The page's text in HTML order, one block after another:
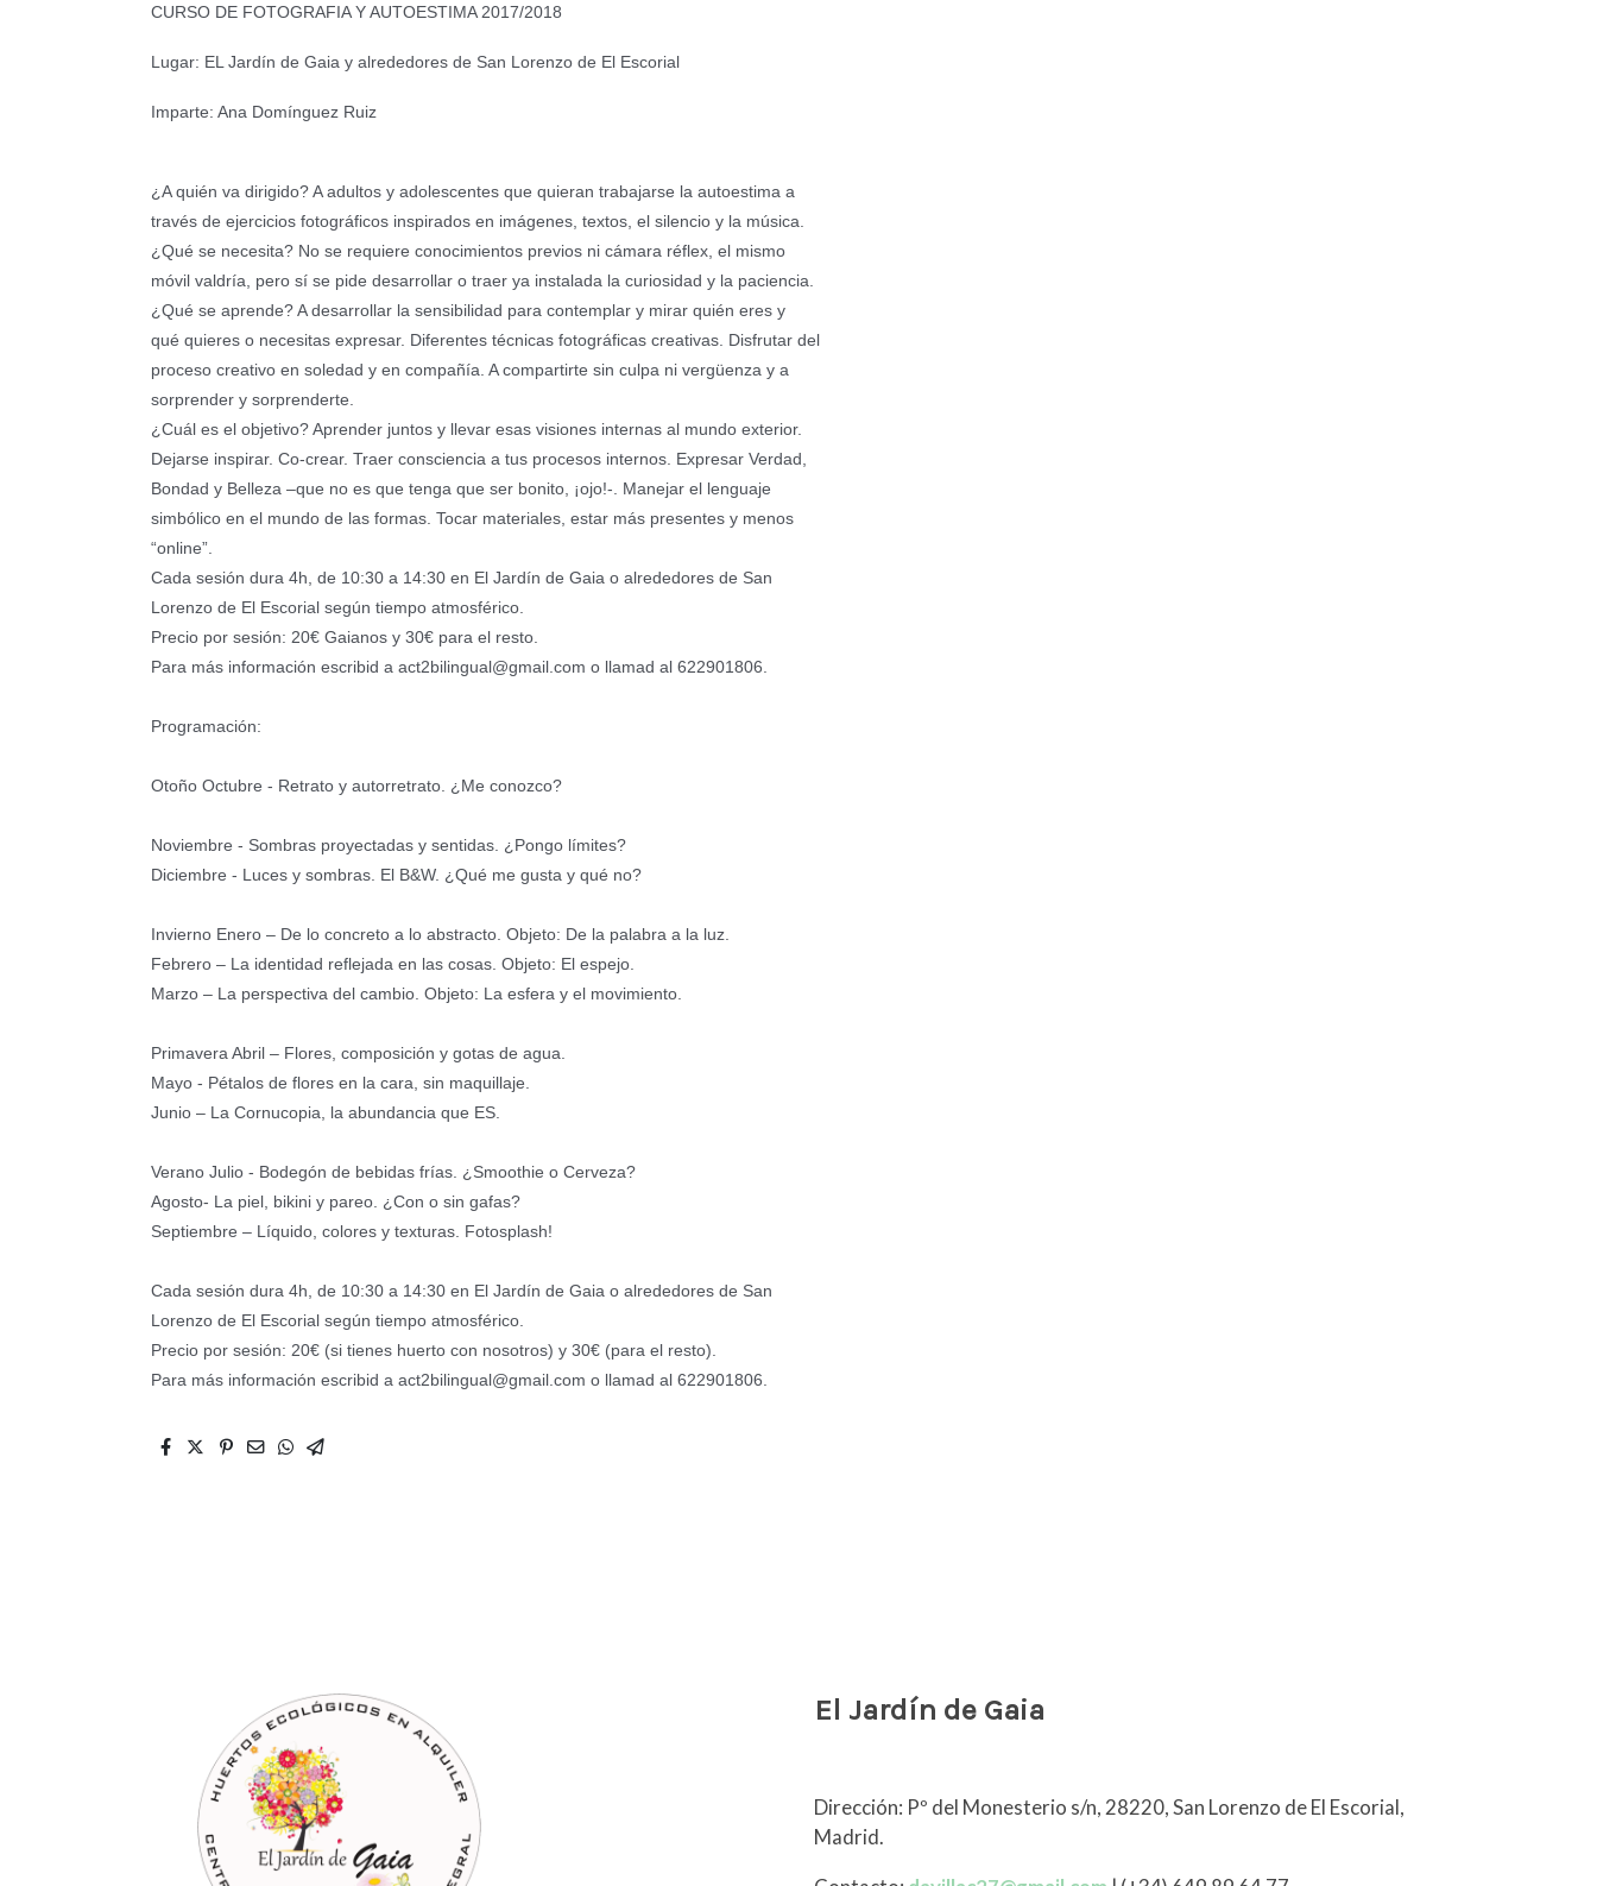
CURSO DE FOTOGRAFIA Y AUTOESTIMA 2017/2018
Lugar: EL Jardín de Gaia y alrededores de San Lorenzo de El Escorial
Imparte: Ana Domínguez Ruiz
¿A quién va dirigido? A adultos y adolescentes que quieran trabajarse la autoestima a
través de ejercicios fotográficos inspirados en imágenes, textos, el silencio y la música.
¿Qué se necesita? No se requiere conocimientos previos ni cámara réflex, el mismo
móvil valdría, pero sí se pide desarrollar o traer ya instalada la curiosidad y la paciencia.
¿Qué se aprende? A desarrollar la sensibilidad para contemplar y mirar quién eres y
qué quieres o necesitas expresar. Diferentes técnicas fotográficas creativas. Disfrutar del
proceso creativo en soledad y en compañía. A compartirte sin culpa ni vergüenza y a
sorprender y sorprenderte.
¿Cuál esel objetivo? Aprender juntos y llevar esas visiones internas al mundo exterior.
Dejarse inspirar. Co-crear. Traer consciencia a tus procesos internos. Expresar Verdad,
Bondad y Belleza –que no es que tenga que ser bonito, ¡ojo!-. Manejar el lenguaje
simbólico en el mundo de las formas. Tocar materiales, estar más presentes y menos
“online”.
Cada sesión dura 4h, de 10:30 a 14:30 en El Jardín de Gaia o alrededores de San
Lorenzo de El Escorial según tiempo atmosférico.
Precio por sesión: 20€ Gaianos y 30€ para el resto.
Para más información escribid a act2bilingual@gmail.com o llamad al 622901806.
Programación:
Otoño Octubre - Retrato y autorretrato. ¿Me conozco?
Noviembre - Sombras proyectadas y sentidas. ¿Pongo límites?
Diciembre - Luces y sombras. El B&W. ¿Qué me gusta y qué no?
Invierno Enero – De lo concreto a lo abstracto. Objeto: De la palabra a la luz.
Febrero – La identidad reflejada en las cosas. Objeto: El espejo.
Marzo – La perspectiva del cambio. Objeto: La esfera y el movimiento.
Primavera Abril – Flores, composición y gotas de agua.
Mayo - Pétalos de flores en la cara, sin maquillaje.
Junio – La Cornucopia, la abundancia que ES.
Verano Julio - Bodegón de bebidas frías. ¿Smoothie o Cerveza?
Agosto- La piel, bikini y pareo. ¿Con o sin gafas?
Septiembre – Líquido, colores y texturas. Fotosplash!
Cada sesión dura 4h, de 10:30 a 14:30 en El Jardín de Gaia o alrededores de San
Lorenzo de El Escorial según tiempo atmosférico.
Precio por sesión: 20€ (si tienes huerto con nosotros) y 30€ (para el resto).
Para más información escribid a act2bilingual@gmail.com o llamad al 622901806.
El Jardín de Gaia
Dirección: Pº del Monesterio s/n, 28220, San Lorenzo de El Escorial,
Madrid.